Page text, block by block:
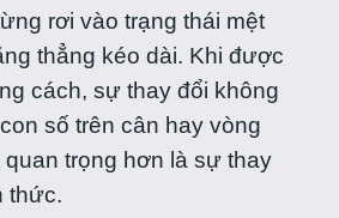
rơi vào trạng thái mệt
thẳng kéo dài. Khi được
cách, sự thay đổi không
số trên cân hay vòng
quan trọng hơn là sự thay
thức.